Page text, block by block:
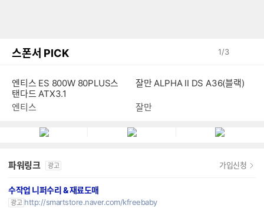
스폰서 PICK 1/3
엔티스 ES 800W 80PLUS스
탠다드 ATX3.1
엔티스
잘만 ALPHA II DS A36(블랙)
잘만
파워링크 광고 가입신청
수작업 니퍼수리 & 재료도매
광고 http://smartstore.naver.com/kfreebaby